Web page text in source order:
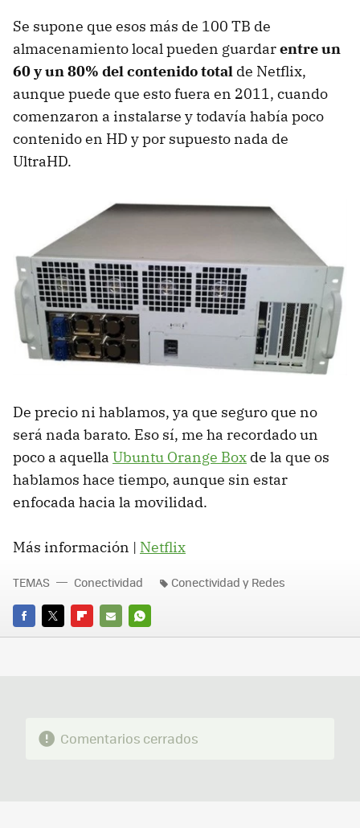
Se supone que esos más de 100 TB de
almacenamiento local pueden guardarentre un
60 y un 80% del contenido total de Netflix,
aunque puede que esto fuera en 2011, cuando
comenzaron a instalarse y todavía había poco
contenido en HD y por supuesto nada de
UltraHD.
De precio ni hablamos, ya que seguro que no
será nada barato. Eso sí, me ha recordado un
poco a aquella Ubuntu Orange Box de la que os
hablamos hace tiempo, aunque sin estar
enfocada hacia la movilidad.
Más información | Netflix
FACEBOOK
TWITTERFLIPBOARD
E-
WHATSAPP
TEMAS Conectividad Conectividad y Redes
Comentarios cerrados